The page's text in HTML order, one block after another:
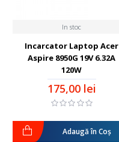
In stoc
Incarcator Laptop Acer
Aspire 8950G 19V 6.32A
120W
175,00 lei
Adaugă în Coş